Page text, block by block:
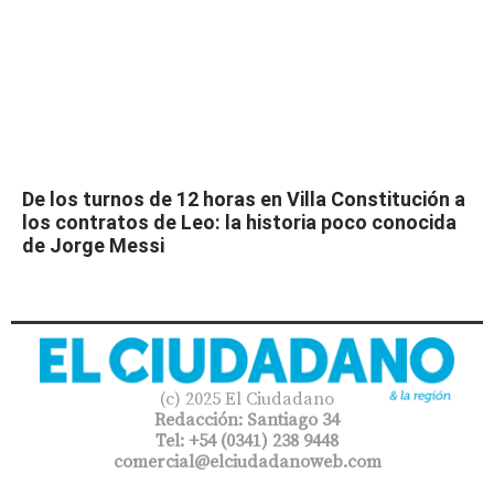
De los turnos de 12 horas en Villa Constitución a
los contratos de Leo: la historia poco conocida
de Jorge Messi
(c) 2025 El Ciudadano
Redacción: Santiago 34
Tel: +54 (0341) 238 9448
comercial@elciudadanoweb.com​